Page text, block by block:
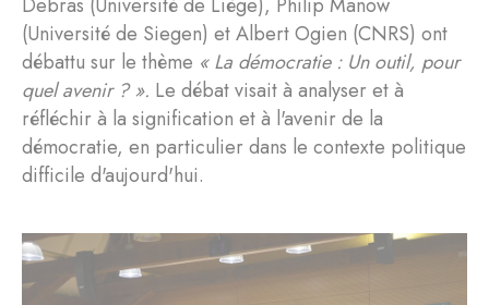
(Université de Siegen) et Albert Ogien (CNRS) ont
débattu sur le thème « La démocratie : Un outil, pour
quel avenir ? ». Le débat visait à analyser et à
réfléchir à la signification et à l'avenir de la
démocratie, en particulier dans le contexte politique
difficile d'aujourd'hui.